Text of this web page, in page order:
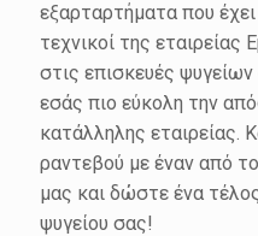
εξαρταρτήματα που
τεχνικοί της εταιρείας
στις επισκευές
εσάς πιο εύκολη την
κατάλληλης εταιρείας.
ραντεβού με έναν από
μας και δώστε ένα
ψυγείου σας!